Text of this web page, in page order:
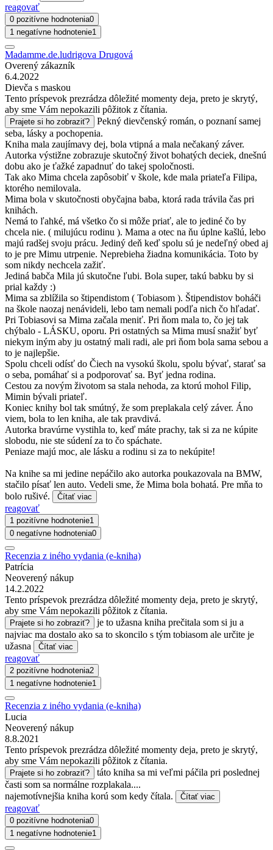
reagovať
0 pozitívne hodnotenia0
1 negatívne hodnotenie1
Madamme.de.ludrigova Drugová
Overený zákazník
6.4.2022
Dievča s maskou
Tento príspevok prezrádza dôležité momenty deja, preto je skrytý,
aby sme Vám nepokazili pôžitok z čítania.
Prajete si ho zobraziť?
Pekný dievčenský román, o poznaní samej
seba, lásky a pochopenia.
Kniha mala zaujímavy dej, bola vtipná a mala nečakaný záver.
Autorka výstižne zobrazuje skutočný život bohatých deciek, dnešnú
dobu ako je ťažké zapadnuť do takej spoločnosti.
Tak ako Mima chcela zapôsobiť v škole, kde mala priateľa Filipa,
ktorého nemilovala.
Mima bola v skutočnosti obyčajna baba, ktorá rada trávila čas pri
knihách.
Nemá to ľahké, má všetko čo si môže priať, ale to jediné čo by
chcela nie. ( milujúcu rodinu ). Mama a otec na ňu úplne kašlú, lebo
majú radšej svoju prácu. Jediný deň keď spolu sú je nedeľný obed aj
to je pre Mimu utrpenie. Neprebieha žiadna komunikácia. Toto by
som nikdy nechcela zažiť.
Jediná babča Mila jú skutočne ľubi. Bola super, takú babku by si
prial každy :)
Mima sa zblížila so štipendistom ( Tobiasom ). Štipendistov boháči
na škole naozaj nenávideli, lebo tam nemali podľa nich čo hľadať.
Pri Tobiasovi sa Mima začala meniť. Pri ňom mala to, čo jej tak
chýbalo - LÁSKU, oporu. Pri ostatných sa Mima musí snažiť byť
niekym iným aby ju ostatný mali radi, ale pri ňom bola sama sebou a
to je najlepšie.
Spolu chceli odísť do Čiech na vysokú školu, spolu bývať, starať sa
o seba, pomáhať si a podporovať sa. Byť jedna rodina.
Cestou za novým životom sa stala nehoda, za ktorú mohol Filip,
Mimin bývali priateľ.
Koniec knihy bol tak smútný, že som preplakala celý záver. Áno
viem, bola to len kniha, ale tak pravdivá.
Autorka bravúrne vystihla to, keď máte prachy, tak si za ne kúpite
slobodu, nie ste súdení za to čo spáchate.
Peniaze majú moc, ale lásku a rodinu si za to nekúpite!
Na knihe sa mi jedine nepáčilo ako autorka poukazovala na BMW,
stačilo písať len auto. Vedeli sme, že Mima bola bohatá. Pre mňa to
bolo rušivé.
Čítať viac
reagovať
1 pozitívne hodnotenie1
0 negatívne hodnotenia0
Recenzia z iného vydania (e-kniha)
Patrícia
Neoverený nákup
14.2.2022
Tento príspevok prezrádza dôležité momenty deja, preto je skrytý,
aby sme Vám nepokazili pôžitok z čítania.
Prajete si ho zobraziť?
je to užasna kniha prečitala som si ju a
najviac ma dostalo ako sa to skoncilo s tým tobiasom ale určite je
užasna
Čítať viac
reagovať
2 pozitívne hodnotenia2
1 negatívne hodnotenie1
Recenzia z iného vydania (e-kniha)
Lucia
Neoverený nákup
8.8.2021
Tento príspevok prezrádza dôležité momenty deja, preto je skrytý,
aby sme Vám nepokazili pôžitok z čítania.
Prajete si ho zobraziť?
táto kniha sa mi veľmi páčila pri poslednej
časti som sa normálne rozplakala....
najemotívnejšia kniha korú som kedy čítala.
Čítať viac
reagovať
0 pozitívne hodnotenia0
1 negatívne hodnotenie1